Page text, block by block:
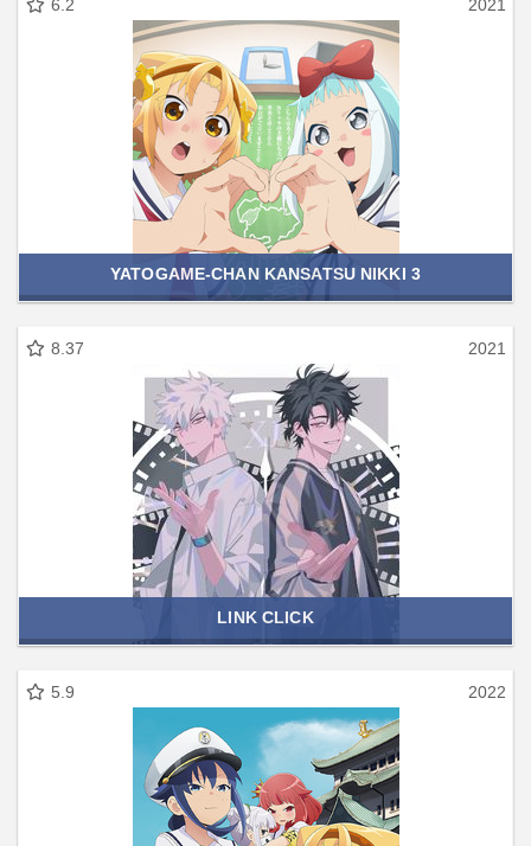
6.2 2021
YATOGAME-CHAN KANSATSU NIKKI 3
8.37 2021
LINK CLICK
5.9 2022